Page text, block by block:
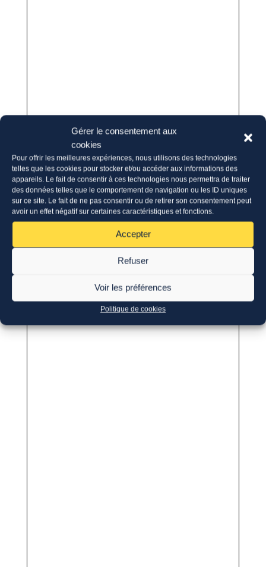
Gérer le consentement aux
cookies
Pour offrir les meilleures expériences, nous utilisons des technologies
telles que les cookies pour stocker et/ou accéder aux informations des
appareils. Le fait de consentir à ces technologies nous permettra de traiter
des données telles que le comportement de navigation ou les ID uniques
sur ce site. Le fait de ne pas consentir ou de retirer son consentement peut
avoir un effet négatif sur certaines caractéristiques et fonctions.
Accepter
Refuser
Voir les préférences
Politique de cookies